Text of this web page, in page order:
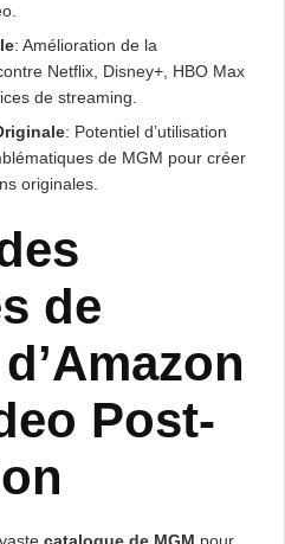
: Amélioration de la
Netflix, Disney+, HBO Max
de streaming.
: Potentiel d’utilisation
de MGM pour créer
originales.
de
Post-